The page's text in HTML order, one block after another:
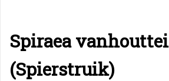
Spiraea vanhouttei
(Spierstruik)